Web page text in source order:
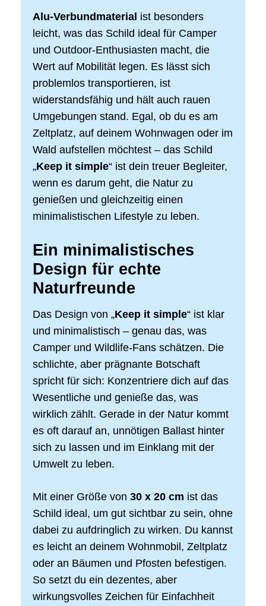
Alu-Verbundmaterial ist besonders
leicht, was das Schild ideal für Camper
und Outdoor-Enthusiasten macht, die
Wert auf Mobilität legen. Es lässt sich
problemlos transportieren, ist
widerstandsfähig und hält auch rauen
Umgebungen stand. Egal, ob du es am
Zeltplatz, auf deinem Wohnwagen oder im
Wald aufstellen möchtest – das Schild
„Keep it simple“ ist dein treuer Begleiter,
wenn es darum geht, die Natur zu
genießen und gleichzeitig einen
minimalistischen Lifestyle zu leben.
Ein minimalistisches
Design für echte
Naturfreunde
Das Design von „Keep it simple“ ist klar
und minimalistisch – genau das, was
Camper und Wildlife-Fans schätzen. Die
schlichte, aber prägnante Botschaft
spricht für sich: Konzentriere dich auf das
Wesentliche und genieße das, was
wirklich zählt. Gerade in der Natur kommt
es oft darauf an, unnötigen Ballast hinter
sich zu lassen und im Einklang mit der
Umwelt zu leben.
Mit einer Größe von 30 x 20 cm ist das
Schild ideal, um gut sichtbar zu sein, ohne
dabei zu aufdringlich zu wirken. Du kannst
es leicht an deinem Wohnmobil, Zeltplatz
oder an Bäumen und Pfosten befestigen.
So setzt du ein dezentes, aber
wirkungsvolles Zeichen für Einfachheit